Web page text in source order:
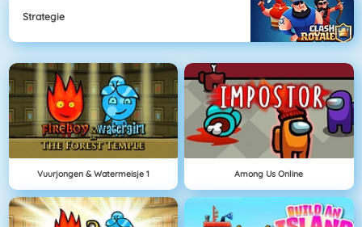
Strategie
Vuurjongen & Watermeisje 1 Among Us Online